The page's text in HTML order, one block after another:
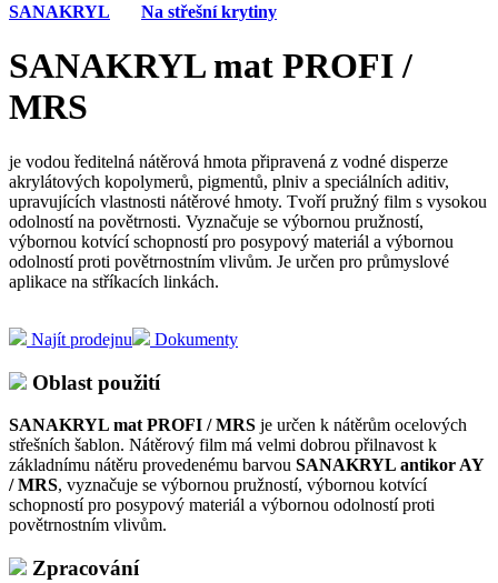
SANAKRYL
Na střešní krytiny
SANAKRYL mat PROFI /
MRS
je vodou ředitelná nátěrová hmota připravená z vodné disperze
akrylátových kopolymerů, pigmentů, plniv a speciálních aditiv,
upravujících vlastnosti nátěrové hmoty. Tvoří pružný film s vysokou
odolností na povětrnosti. Vyznačuje se výbornou pružností,
výbornou kotvící schopností pro posypový materiál a výbornou
odolností proti povětrnostním vlivům. Je určen pro průmyslové
aplikace na stříkacích linkách.
Najít prodejnu Dokumenty
Oblast použití
SANAKRYL mat PROFI / MRS je určen k nátěrům ocelových
střešních šablon. Nátěrový film má velmi dobrou přilnavost k
základnímu nátěru provedenému barvou SANAKRYL antikor AY
/ MRS, vyznačuje se výbornou pružností, výbornou kotvící
schopností pro posypový materiál a výbornou odolností proti
povětrnostním vlivům.
Zpracování